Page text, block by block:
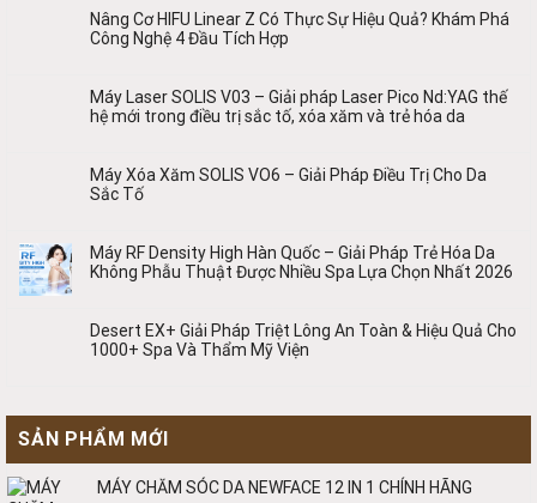
Nâng Cơ HIFU Linear Z Có Thực Sự Hiệu Quả? Khám Phá
Công Nghệ 4 Đầu Tích Hợp
Máy Laser SOLIS V03 – Giải pháp Laser Pico Nd:YAG thế
hệ mới trong điều trị sắc tố, xóa xăm và trẻ hóa da
Máy Xóa Xăm SOLIS VO6 – Giải Pháp Điều Trị Cho Da
Sắc Tố
Máy RF Density High Hàn Quốc – Giải Pháp Trẻ Hóa Da
Không Phẫu Thuật Được Nhiều Spa Lựa Chọn Nhất 2026
Desert EX+ Giải Pháp Triệt Lông An Toàn & Hiệu Quả Cho
1000+ Spa Và Thẩm Mỹ Viện
SẢN PHẨM MỚI
MÁY CHĂM SÓC DA NEWFACE 12 IN 1 CHÍNH HÃNG